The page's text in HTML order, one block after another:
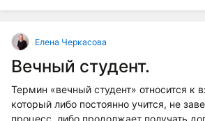
Елена Черкасова
Вечный студент.
Термин «вечный студент» относится к
который либо постоянно учится, не
процесс, либо продолжает получать